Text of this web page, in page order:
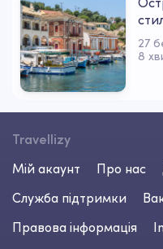
27
8
Travellizy
Мій акаунт
Про нас
Служба підтримки
Правова інформація